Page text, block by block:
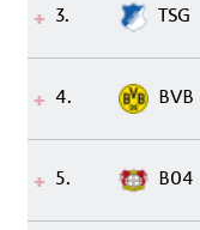
3. TSG
4. BVB
5. B04